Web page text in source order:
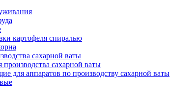
картофеля спиралью
сахарной ваты
сахарной ваты
для аппаратов по производству сахарной ваты